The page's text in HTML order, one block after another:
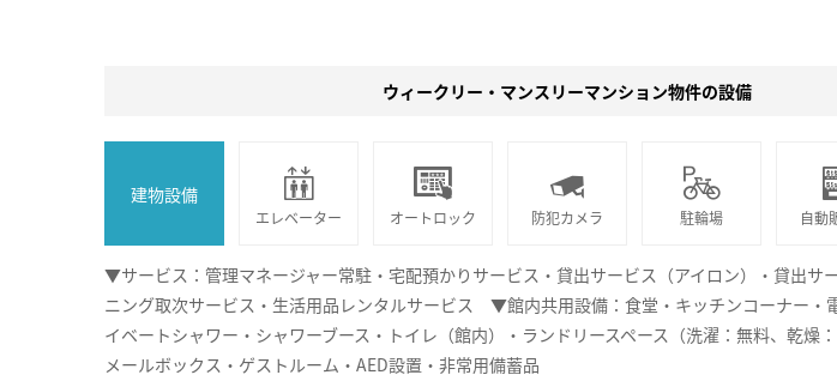
ウィークリー・マンスリーマンション物件の設備
建物設備
エレベーター オートロック 防犯カメラ 駐輪場 自動
▼サービス：管理マネージャー常駐・宅配預かりサービス・貸出サービス（アイロン）・貸出サ
ニング取次サービス・生活用品レンタルサービス ▼館内共用設備：食堂・キッチンコーナー・
イベートシャワー・シャワーブース・トイレ（館内）・ランドリースペース（洗濯：無料、乾燥
メールボックス・ゲストルーム・AED設置・非常用備蓄品